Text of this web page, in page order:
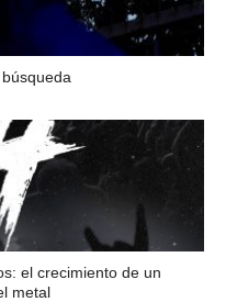
el crecimiento de un
metal